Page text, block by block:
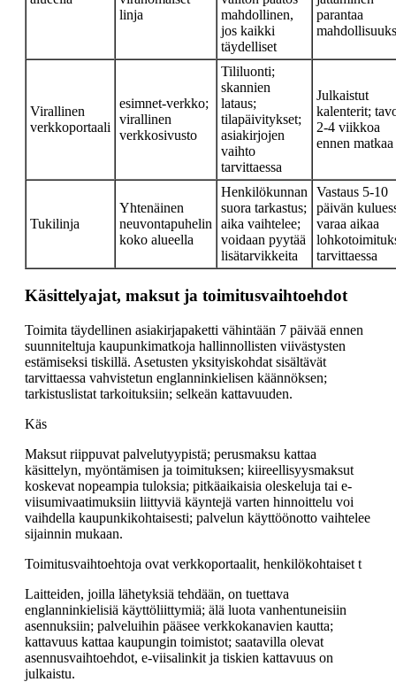
linja
mahdollinen,
jos kaikki
täydelliset
parantaa
Virallinen
verkkoportaali
esimnet-verkko;
virallinen
verkkosivusto
Tililuonti;
skannien
lataus;
tilapäivitykset;
asiakirjojen
vaihto
tarvittaessa
Julkaistut
kalenterit;
2-4 viikkoa
ennen matkaa
Tukilinja
Yhtenäinen
neuvontapuhelin
koko alueella
Henkilökunnan
suora tarkastus;
aika vaihtelee;
voidaan pyytää
lisätarvikkeita
Vastaus 5-10
päivän
varaa aikaa
tarvittaessa
Käsittelyajat, maksut ja toimitusvaihtoehdot
Toimita täydellinen asiakirjapaketti vähintään 7 päivää ennen
suunniteltuja kaupunkimatkoja hallinnollisten viivästysten
estämiseksi tiskillä. Asetusten yksityiskohdat sisältävät
tarvittaessa vahvistetun englanninkielisen käännöksen;
tarkistuslistat tarkoituksiin; selkeän kattavuuden.
Käs
Maksut riippuvat palvelutyypistä; perusmaksu kattaa
käsittelyn, myöntämisen ja toimituksen; kiireellisyysmaksut
koskevat nopeampia tuloksia; pitkäaikaisia oleskeluja tai e-
viisumivaatimuksiin liittyviä käyntejä varten hinnoittelu voi
vaihdella kaupunkikohtaisesti; palvelun käyttöönotto vaihtelee
sijainnin mukaan.
Toimitusvaihtoehtoja ovat verkkoportaalit, henkilökohtaiset t
Laitteiden, joilla lähetyksiä tehdään, on tuettava
englanninkielisiä käyttöliittymiä; älä luota vanhentuneisiin
asennuksiin; palveluihin pääsee verkkokanavien kautta;
kattavuus kattaa kaupungin toimistot; saatavilla olevat
asennusvaihtoehdot, e-viisalinkit ja tiskien kattavuus on
julkaistu.